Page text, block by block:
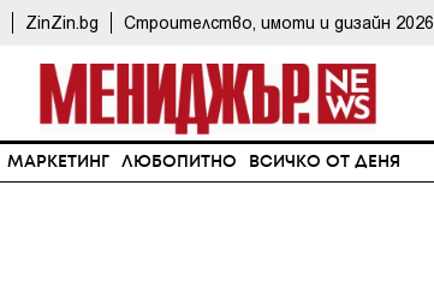
ZinZin.bg Строителство, имоти и дизайн 2026
МАРКЕТИНГ ЛЮБОПИТНО ВСИЧКО ОТ ДЕНЯ